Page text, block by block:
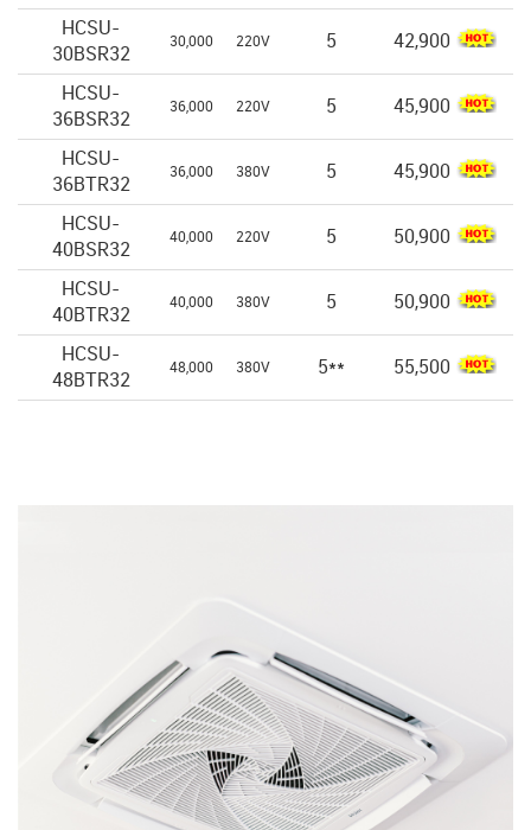
HCSU-
30BSR32
30,000 220V 5 42,900
HCSU-
36BSR32
36,000 220V 5 45,900
HCSU-
36BTR32
36,000 380V 5 45,900
HCSU-
40BSR32
40,000 220V 5 50,900
HCSU-
40BTR32
40,000 380V 5 50,900
HCSU-
48BTR32
48,000 380V 5** 55,500